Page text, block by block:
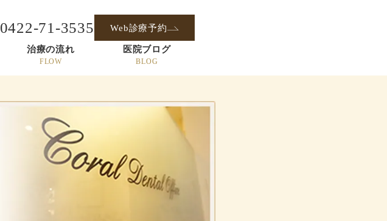
0422-71-3535 Web診療予約
治療の流れ
FLOW
医院ブログ
BLOG